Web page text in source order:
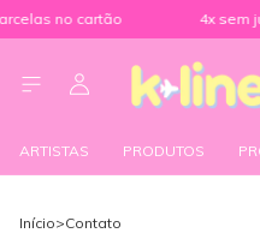
no cartão 4x sem
ARTISTAS PRODUTOS
Início>Contato